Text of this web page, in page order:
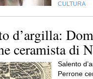
CULTURA
d’argilla:
ceramista di
Salento
Perrone